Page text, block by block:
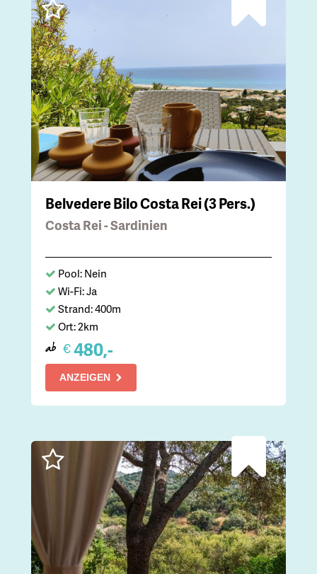
Belvedere Bilo Costa Rei (3 Pers.)
Costa Rei - Sardinien
Pool: Nein
Wi-Fi: Ja
Strand: 400m
Ort: 2km
ab €480,-
ANZEIGEN